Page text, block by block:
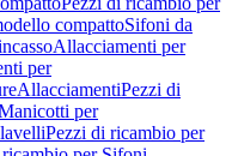
compattoSifoni da
Allacciamenti per
per
AllacciamentiPezzi di
per
Pezzi di ricambio per